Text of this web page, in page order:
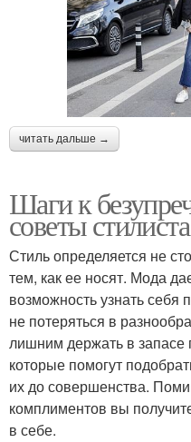
читать дальше →
Шаги к
советы стилиста
Стиль определяется не
тем, как ее носят. Мода
возможность узнать себя
не потеряться в
лишним держать в запасе
которые помогут
их до совершенства.
комплиментов вы
в себе.